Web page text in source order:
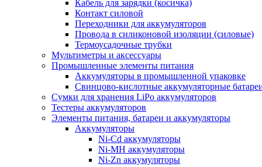
Кабель для зарядки (косичка)
Контакт силовой
Переходники для аккумуляторов
Провода в силиконовой изоляции (силовые)
Термоусадочные трубки
Мультиметры и аксессуары
Промышленные элементы питания
Аккумуляторы в промышленной упаковке
Свинцово-кислотные аккумуляторные
Сумки для хранения LiPo аккумуляторов
Тестеры аккумуляторов
Элементы питания, батареи и аккумуляторы
Аккумуляторы
Ni-Cd аккумуляторы
Ni-MH аккумуляторы
Ni-Zn аккумуляторы